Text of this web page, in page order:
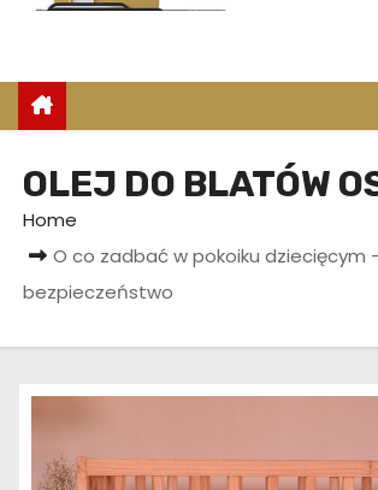
e
OLEJ DO BLATÓW
Home
O co zadbać w pokoiku dziecięcym
bezpieczeństwo